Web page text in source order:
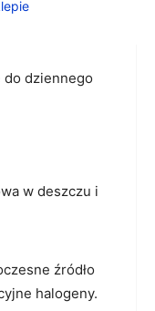
źródło
halogeny.
do dziennego
w deszczu i